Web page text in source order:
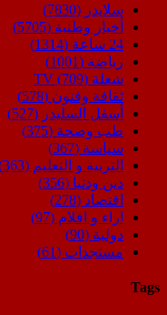
سلايدر (7830)
أخبار وطنية (5705)
24 ساعة
(1314)
رياضة (1001)
شعلة TV (709)
ثقافة وفنون (578)
أسفل السليدر (527)
طب وصحة (375)
سياسة (367)
التربية و التعليم (363)
دين ودنيا (356)
اقتصاد (278)
اراء و اقلام (97)
دولية (90)
مستجدات (61)
Tags